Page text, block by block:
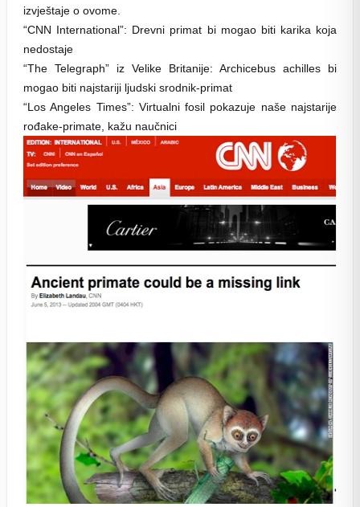
izvještaje o ovome.
“CNN International”: Drevni primat bi mogao biti karika koja
nedostaje
“The Telegraph” iz Velike Britanije: Archicebus achilles bi
mogao biti najstariji ljudski srodnik-primat
“Los Angeles Times”: Virtualni fosil pokazuje naše najstarije
rođake-primate, kažu naučnici